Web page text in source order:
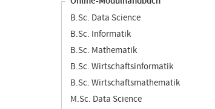
B.Sc. Data Science
B.Sc. Informatik
B.Sc. Mathematik
B.Sc. Wirtschaftsinformatik
B.Sc. Wirtschaftsmathematik
M.Sc. Data Science